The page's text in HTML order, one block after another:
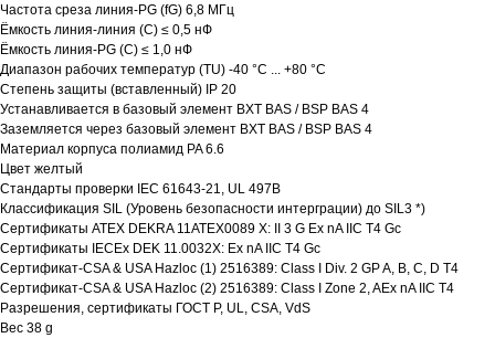
Частота среза линия-PG (fG) 6,8 МГц
Ёмкость линия-линия (C) ≤ 0,5 нФ
Ёмкость линия-PG (C) ≤ 1,0 нФ
Диапазон рабочих температур (TU) -40 °C ... +80 °C
Степень защиты (вставленный) IP 20
Устанавливается в базовый элемент BXT BAS / BSP BAS 4
Заземляется через базовый элемент BXT BAS / BSP BAS 4
Материал корпуса полиамид PA 6.6
Цвет желтый
Стандарты проверки IEC 61643-21, UL 497B
Классификация SIL (Уровень безопасности интерграции) до SIL3 *)
Сертификаты ATEX DEKRA 11ATEX0089 X: II 3 G Ex nA IIC T4 Gc
Сертификаты IECEx DEK 11.0032X: Ex nA IIC T4 Gc
Сертификат-CSA & USA Hazloc (1) 2516389: Class I Div. 2 GP A, B, C, D T4
Сертификат-CSA & USA Hazloc (2) 2516389: Class I Zone 2, AEx nA IIC T4
Разрешения, сертификаты ГОСТ Р, UL, CSA, VdS
Вес 38 g